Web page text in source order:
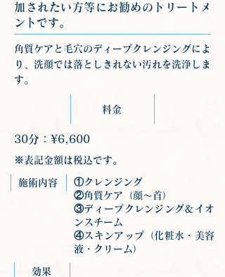
加されたい方等にお勧めのトリートメ
ントです。
角質ケアと毛穴のディープクレンジングによ
り、洗顔では落としきれない汚れを洗浄しま
す。
料金
30分：¥6,600
※表記金額は税込です。
施術内容
①クレンジング
②角質ケア（顔～首）
③ディープクレンジング＆イオ
ンスチーム
④スキンアップ（化粧水・美容
液・クリーム）
効果